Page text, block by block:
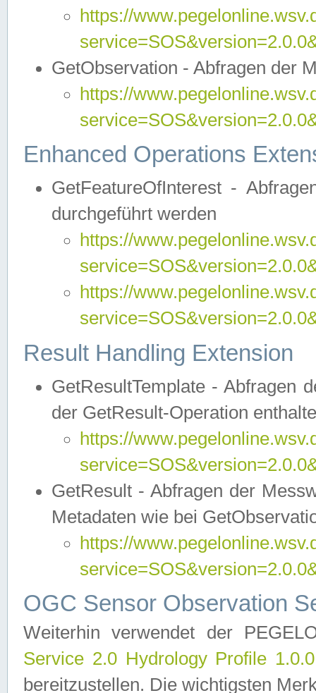
https://
GetObservation - Abfragen der
https://
Enhanced Operations
GetFeatureOfInterest -
durchgeführt werden
https://
https://
Result Handling Extension
GetResultTemplate - Abfragen
der GetResult-Operation
https://
GetResult - Abfragen der
Metadaten wie bei
https://
OGC Sensor Observation
Weiterhin verwendet der
Service 2.0 Hydrology Profile
bereitzustellen. Die wichtigsten